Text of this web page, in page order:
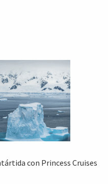
con Princess Cruises